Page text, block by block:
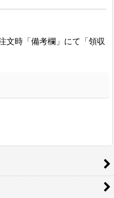
文時「備考欄」にて「領収